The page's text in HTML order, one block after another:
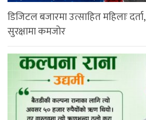
डिजिटल बजारमा उत्साहित महिलाः
सुरक्षामा कमजोर